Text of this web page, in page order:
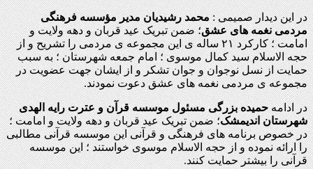
در این دیدار صمیمی :محمد رشیدیان مدیر مؤسسه فرهنگی
مردمی نغمه های عشق؛ ضمن تبریک عید قربان و دهه ولایت و
امامت ؛ کارکرد ۲۱ ساله ی این مجموعه ی مردمی را تشریح و از
حجه الاسلام سید کمال موسوی ؛ امام جمعه شهرستان ؛ به سبب
حمایت از نسل نوجوان و جوان تشکر و از ایشان جهت عضویت در
مجموعه ی مردمی نغمه های عشق دعوت نمودند.
در ادامهحمیده بزرگی مسئول موسسه قرآن و عترت رایه الهدی
شهرستان اندیمشک؛ ضمن تبریک عید قربان و دهه ولایت و امامت ؛
در خصوص برنامه های فرهنگی و قرآنی این موسسه قرآنی مطالبی
را ارائه نموده و از حجه الاسلام موسوی خواستند ؛ این موسسه
قرآنی را بیشتر حمایت کنند.